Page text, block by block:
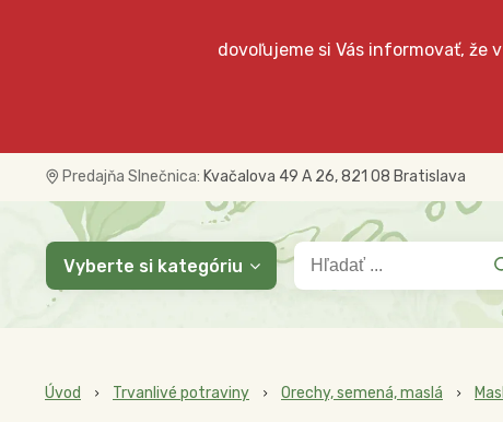
dovoľujeme si Vás informovať, že v
Predajňa Slnečnica: Kvačalova 49 A 26, 821 08 Bratislava
Úvod Trvanlivé potraviny Orechy, semená, maslá
Vyberte si kategóriu